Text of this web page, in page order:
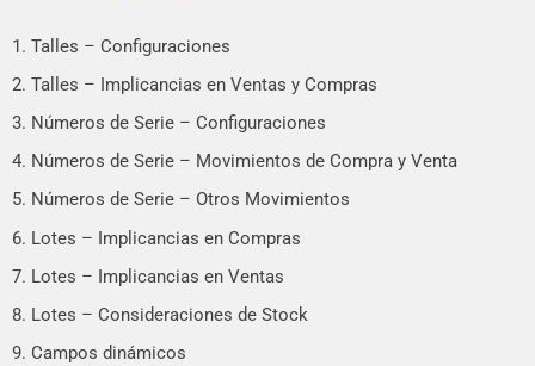
1. Talles – Configuraciones
2. Talles – Implicancias en Ventas y Compras
3. Números de Serie – Configuraciones
4. Números de Serie – Movimientos de Compra y Venta
5. Números de Serie – Otros Movimientos
6. Lotes – Implicancias en Compras
7. Lotes – Implicancias en Ventas
8. Lotes – Consideraciones de Stock
9. Campos dinámicos